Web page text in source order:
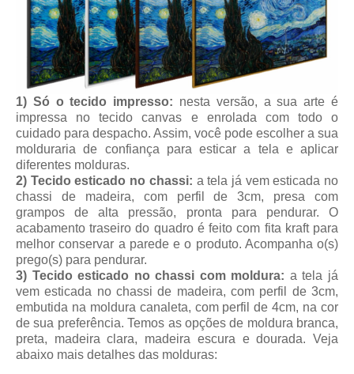
1) Só o tecido impresso: nesta versão, a sua arte é
impressa no tecido canvas e enrolada com todo o
cuidado para despacho. Assim, você pode escolher a sua
molduraria de confiança para esticar a tela e aplicar
diferentes molduras.
2) Tecido esticado no chassi: a tela já vem esticada no
chassi de madeira, com perfil de 3cm, presa com
grampos de alta pressão, pronta para pendurar. O
acabamento traseiro do quadro é feito com fita kraft para
melhor conservar a parede e o produto. Acompanha o(s)
prego(s) para pendurar.
3) Tecido esticado no chassi com moldura: a tela já
vem esticada no chassi de madeira, com perfil de 3cm,
embutida na moldura canaleta, com perfil de 4cm, na cor
de sua preferência. Temos as opções de moldura branca,
preta, madeira clara, madeira escura e dourada. Veja
abaixo mais detalhes das molduras: